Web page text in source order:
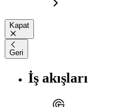
Kapat
Geri
İş akışları